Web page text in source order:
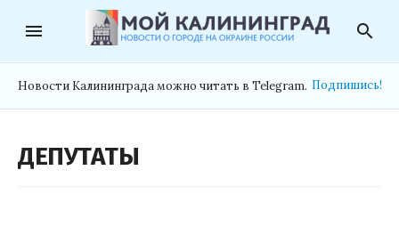
menu search
Новости Калининграда можно читать в Telegram. Подпишись!
ДЕПУТАТЫ